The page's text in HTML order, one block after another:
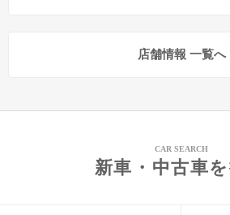
店舗情報 一覧へ
CAR SEARCH
新車・中古車